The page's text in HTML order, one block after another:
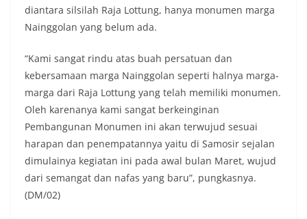
diantara silsilah Raja Lottung, hanya monumen marga
Nainggolan yang belum ada.
“Kami sangat rindu atas buah persatuan dan
kebersamaan marga Nainggolan seperti halnya marga-
marga dari Raja Lottung yang telah memiliki monumen.
Oleh karenanya kami sangat berkeinginan
Pembangunan Monumen ini akan terwujud sesuai
harapan dan penempatannya yaitu di Samosir sejalan
dimulainya kegiatan ini pada awal bulan Maret, wujud
dari semangat dan nafas yang baru”, pungkasnya.
(DM/02)